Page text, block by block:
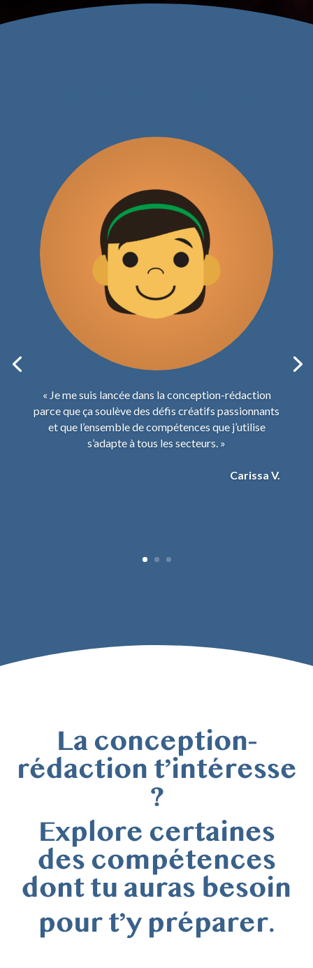
« Je me suis lancée dans la conception-rédaction
parce que ça soulève des défis créatifs passionnants
et que l’ensemble de compétences que j’utilise
s’adapte à tous les secteurs. »
Carissa V.
La conception-
rédaction t’intéresse
?
Explore certaines
des compétences
dont tu auras besoin
pour t’y préparer.